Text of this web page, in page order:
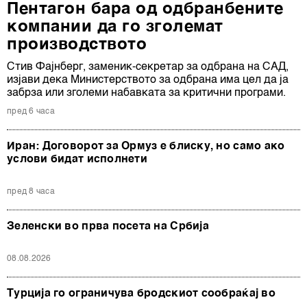
Пентагон бара од одбранбените
компании да го зголемат
производството
Стив Фајнберг, заменик-секретар за одбрана на САД,
изјави дека Министерството за одбрана има цел да ја
забрза или зголеми набавката за критични програми.
пред 6 часа
Иран: Договорот за Ормуз е блиску, но само ако
услови бидат исполнети
пред 8 часа
Зеленски во прва посета на Србија
08.08.2026
Турција го ограничува бродскиот сообраќај во